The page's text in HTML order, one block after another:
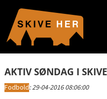
AKTIV SØNDAG I SKIVE
Fodbold:29-04-2016 08:06:00